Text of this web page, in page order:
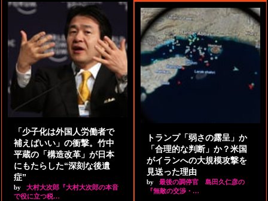
「少子化は外国人労働者で
補えばいい」の衝撃。竹中
平蔵の「構造改革」が日本
にもたらした“深刻な後遺
症”
by
大村大次郎『大村大次郎の本音
で役に立つ税…
トランプ「弱さの露呈」か
「合理的な判断」か？米国
がイランへの大規模攻撃を
見送った理由
by
最後の調停官 島田久仁彦の
『無敵の交渉・…